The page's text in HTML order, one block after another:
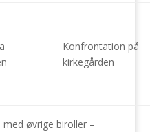
Konfrontation på
kirkegården
øvrige biroller –